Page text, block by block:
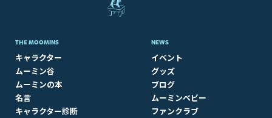
THE MOOMINS
キャラクター
ムーミン谷
ムーミンの本
名言
キャラクター診断
NEWS
イベント
グッズ
ブログ
ムーミンベビー
ファンクラブ